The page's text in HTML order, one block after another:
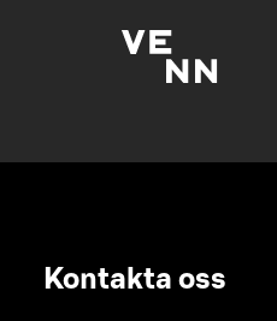
Kontakta oss